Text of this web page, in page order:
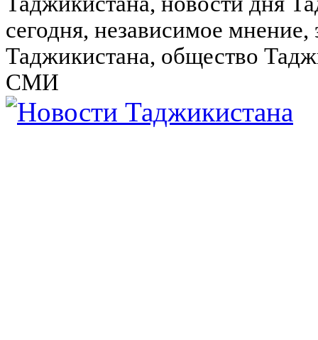
сегодня, независимое
Таджикистана, общество
СМИ